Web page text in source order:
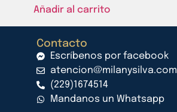
Añadir al carrito
Contacto
Escríbenos por facebook
atencion@milanysilva.com
(229)1674514
Mandanos un Whatsapp